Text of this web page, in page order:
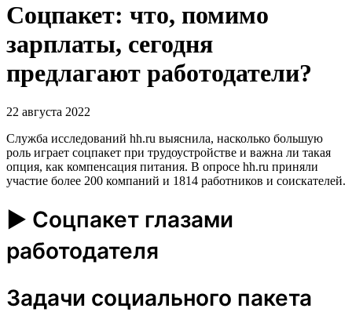
Соцпакет: что, помимо
зарплаты, сегодня
предлагают работодатели?
22 августа 2022
Служба исследований hh.ru выяснила, насколько большую
роль играет соцпакет при трудоустройстве и важна ли такая
опция, как компенсация питания. В опросе hh.ru приняли
участие более 200 компаний и 1814 работников и соискателей.
► Соцпакет глазами
работодателя
Задачи социального пакета